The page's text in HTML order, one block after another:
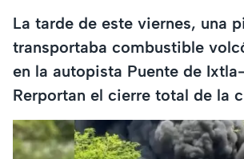
La tarde de este viernes, una
transportaba combustible
en la autopista Puente de
Rerportan el cierre total de la